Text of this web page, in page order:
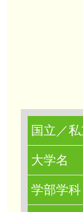
国立／
大学名
学部学科